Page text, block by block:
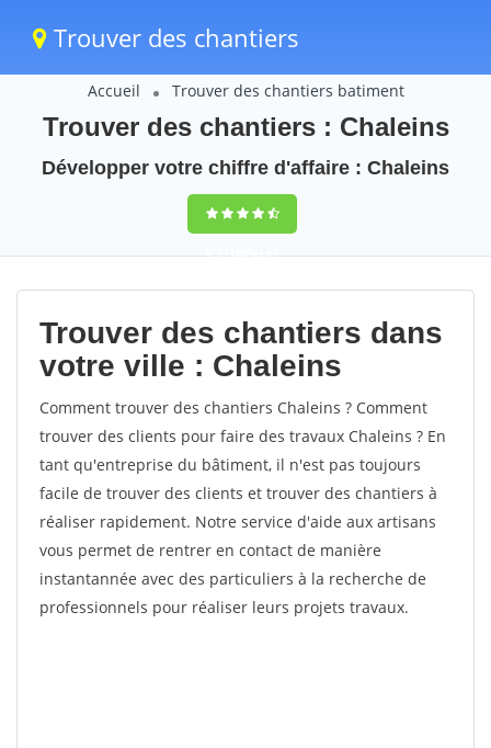
Trouver des chantiers
Accueil Trouver des chantiers batiment
Trouver des chantiers : Chaleins
Développer votre chiffre d'affaire : Chaleins
9,5(100%)41
votes
Trouver des chantiers dans
votre ville : Chaleins
Comment trouver des chantiers Chaleins ? Comment
trouver des clients pour faire des travaux Chaleins ? En
tant qu'entreprise du bâtiment, il n'est pas toujours
facile de trouver des clients et trouver des chantiers à
réaliser rapidement. Notre service d'aide aux artisans
vous permet de rentrer en contact de manière
instantannée avec des particuliers à la recherche de
professionnels pour réaliser leurs projets travaux.